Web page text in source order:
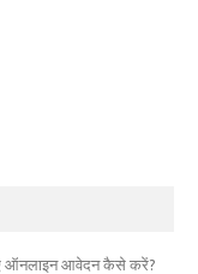
ऑनलाइन आवेदन कैसे करें?